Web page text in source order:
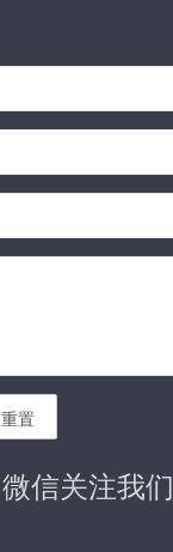
重置
微信关注我们